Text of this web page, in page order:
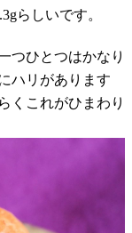
らしいです。
つひとつはかなり
ハリがあります
くこれがひまわり